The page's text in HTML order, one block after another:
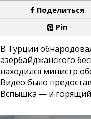
Поделиться
Pin
В Турции
азербайджанского
находился министр
Видео было
Вспышка — и